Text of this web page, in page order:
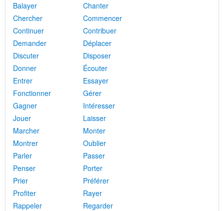
Balayer
Chanter
Chercher
Commencer
Continuer
Contribuer
Demander
Déplacer
Discuter
Disposer
Donner
Écouter
Entrer
Essayer
Fonctionner
Gérer
Gagner
Intéresser
Jouer
Laisser
Marcher
Monter
Montrer
Oublier
Parler
Passer
Penser
Porter
Prier
Préférer
Profiter
Rayer
Rappeler
Regarder